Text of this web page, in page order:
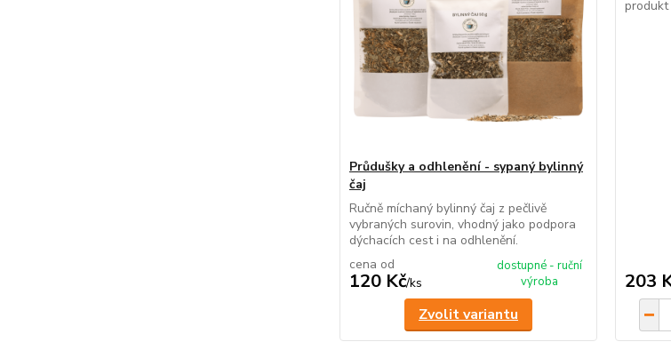
Průdušky a odhlenění - sypaný bylinný
čaj
Ručně míchaný bylinný čaj z pečlivě
vybraných surovin, vhodný jako podpora
dýchacích cest i na odhlenění.
cena od
120 Kč/ks
dostupné - ruční
výroba
Zvolit variantu
produkt
203